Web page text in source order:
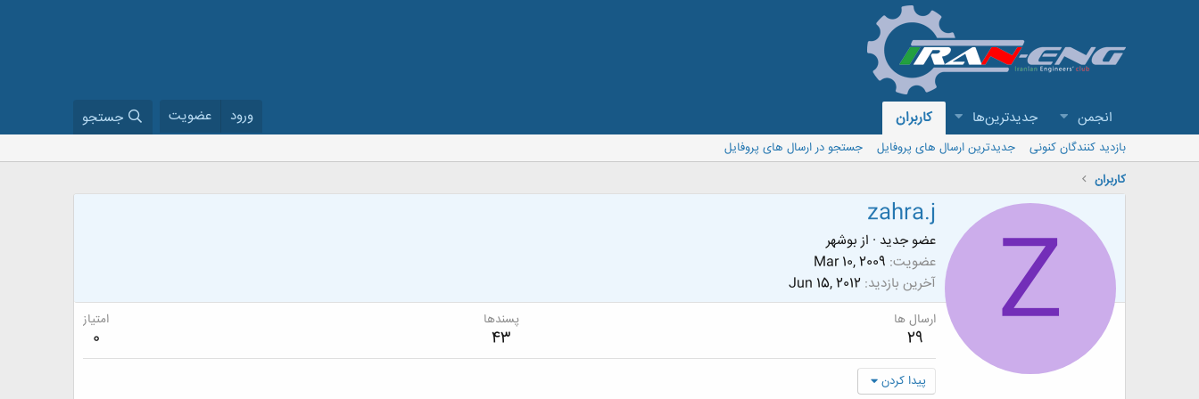
انجمن جدیدترین‌ها کاربران ورود عضویت جستجو
بازدید کنندگان کنونی جدیدترین ارسال های پروفایل
جستجو در ارسال های پروفایل
کاربران
Z
zahra.j
عضو جدید · از بوشهر
عضویت Mar 10, 2009
آخرین بازدید Jun 15, 2012
ارسال ها
29
پسندها
43
امتیاز
0
پیدا کردن